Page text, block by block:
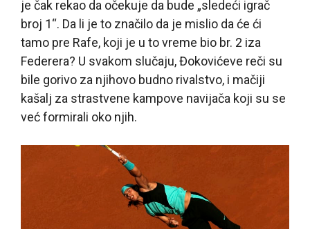
je čak rekao da očekuje da bude „sledeći igrač
broj 1“. Da li je to značilo da je mislio da će ći
tamo pre Rafe, koji je u to vreme bio br. 2 iza
Federera? U svakom slučaju, Đokovićeve reči su
bile gorivo za njihovo budno rivalstvo, i mačiji
kašalj za strastvene kampove navijača koji su se
već formirali oko njih.